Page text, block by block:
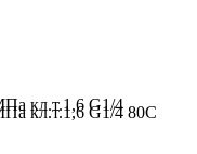
кл.т.1,6 G1/4